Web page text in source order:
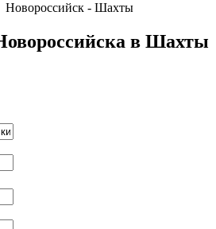
Новороссийск - Шахты
в Шахты